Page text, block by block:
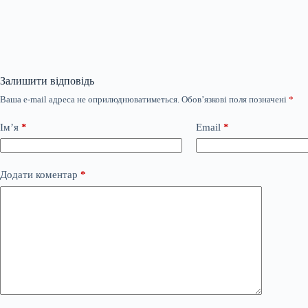
Залишити відповідь
Ваша e-mail адреса не оприлюднюватиметься. Обов’язкові поля позначені *
Ім’я * Email *
Додати коментар *